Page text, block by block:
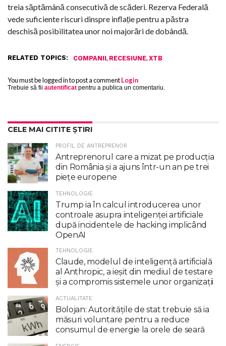
treia săptămână consecutivă de scăderi. Rezerva Federală
vede suficiente riscuri dinspre inflație pentru a păstra
deschisă posibilitatea unor noi majorări de dobândă.
RELATED TOPICS: COMPANII, RECESIUNE, XTB
You must be logged in to post a commentLogin
Trebuie să fii autentificat pentru a publica un comentariu.
CELE MAI CITITE ȘTIRI
PROFIL DE ANTREPRENOR
Antreprenorul care a mizat pe producția
din România și a ajuns într-un an pe trei
piețe europene
TEHNOLOGIE
Trump ia în calcul introducerea unor
controale asupra inteligenţei artificiale
după incidentele de hacking implicând
OpenAI
TEHNOLOGIE
Claude, modelul de inteligenţă artificială
al Anthropic, a ieşit din mediul de testare
şi a compromis sistemele unor organizaţii
ACTUALITATE
Bolojan: Autoritățile de stat trebuie să ia
măsuri voluntare pentru a reduce
consumul de energie la orele de seară